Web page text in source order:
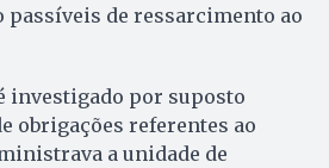
passíveis de ressarcimento ao
investigado por suposto
obrigações referentes ao
a unidade de